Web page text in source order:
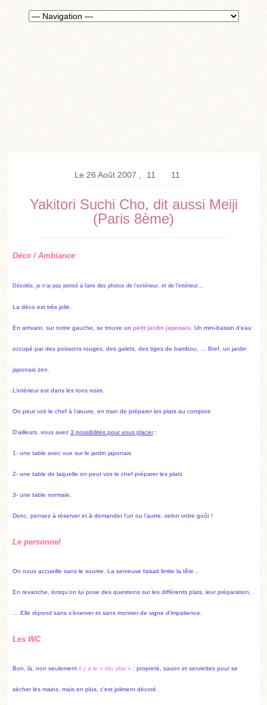
Le 26 Août 2007 11 11
Yakitori Suchi Cho, dit aussi Meiji
(Paris 8ème)
Déco / Ambiance
Désolée, je n’ai pas pensé à faire des photos de l’extérieur, et de l’intérieur…
La déco est très jolie.
En arrivant, sur notre gauche, se trouve un petit jardin japonais . Un mini-bassin d’eau
occupé par des poissons rouges, des galets, des tiges de bambou, … Bref, un jardin
japonais zen.
L’intérieur est dans les tons noirs.
On peut voir le chef à l’œuvre, en train de préparer les plats au comptoir.
D’ailleurs, vous avez 3 possibilités pour vous placer:
1- une table avec vue sur le jardin japonais
2- une table de laquelle on peut voir le chef préparer les plats
3- une table normale.
Donc, pensez à réserver et à demander l’un ou l’autre, selon votre goût !
Le personnel
On nous accueille sans le sourire. La serveuse faisait limite la tête…
En revanche, lorsqu’on lui pose des questions sur les différents plats, leur préparation,
… Elle répond sans s’énerver et sans montrer de signe d’impatience.
Les WC
Bon, là, non seulement il y a le « trio vital » : propreté, savon et serviettes pour se
sècher les mains, mais en plus, c’est joliment décoré.